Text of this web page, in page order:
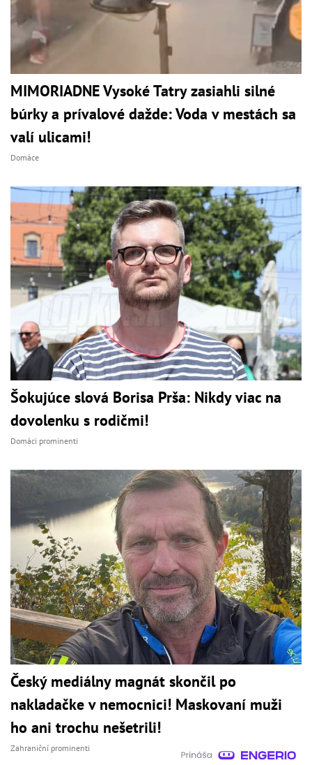
MIMORIADNE Vysoké Tatry zasiahli silné
búrky a prívalové dažde: Voda v mestách sa
valí ulicami!
Domáce
Šokujúce slová Borisa Prša: Nikdy viac na
dovolenku s rodičmi!
Domáci prominenti
Český mediálny magnát skončil po
nakladačke v nemocnici! Maskovaní muži
ho ani trochu nešetrili!
Zahraniční prominenti